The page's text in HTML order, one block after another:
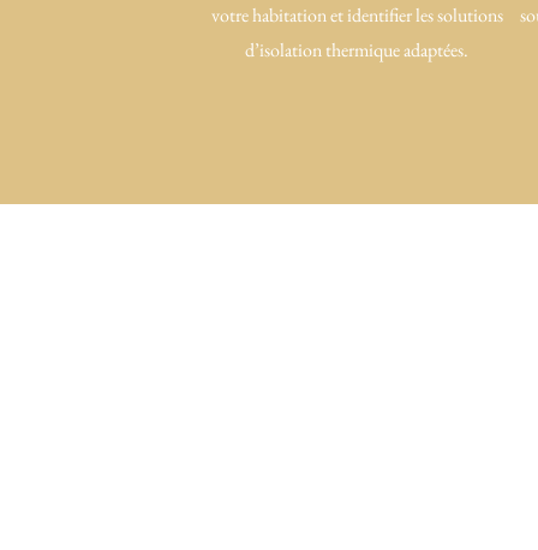
votre habitation et identifier les solutions
d’isolation thermique adaptées.